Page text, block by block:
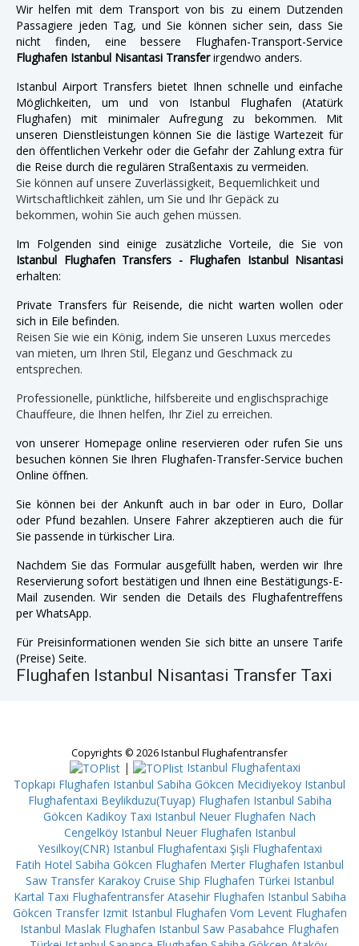
Wir helfen mit dem Transport von bis zu einem Dutzenden
Passagiere jeden Tag, und Sie können sicher sein, dass Sie
nicht finden, eine bessere Flughafen-Transport-Service
Flughafen Istanbul Nisantasi Transferirgendwo anders.
Istanbul Airport Transfers bietet Ihnen schnelle und einfache
Möglichkeiten, um und von Istanbul Flughafen (Atatürk
Flughafen) mit minimaler Aufregung zu bekommen. Mit
unseren Dienstleistungen können Sie die lästige Wartezeit für
den öffentlichen Verkehr oder die Gefahr der Zahlung extra für
die Reise durch die regulären Straßentaxis zu vermeiden.
Sie können auf unsere Zuverlässigkeit, Bequemlichkeit und
Wirtschaftlichkeit zählen, um Sie und Ihr Gepäck zu
bekommen, wohin Sie auch gehen müssen.
Im Folgenden sind einige zusätzliche Vorteile, die Sie von
Istanbul Flughafen Transfers - Flughafen Istanbul Nisantasi
erhalten:
Private Transfers für Reisende, die nicht warten wollen oder
sich in Eile befinden.
Reisen Sie wie ein König, indem Sie unseren Luxus mercedes
van mieten, um Ihren Stil, Eleganz und Geschmack zu
entsprechen.
Professionelle, pünktliche, hilfsbereite und englischsprachige
Chauffeure, die Ihnen helfen, Ihr Ziel zu erreichen.
von unserer Homepage online reservieren oder rufen Sie uns
besuchen können Sie Ihren Flughafen-Transfer-Service buchen
Online öffnen.
Sie können bei der Ankunft auch in bar oder in Euro, Dollar
oder Pfund bezahlen. Unsere Fahrer akzeptieren auch die für
Sie passende in türkischer Lira.
Nachdem Sie das Formular ausgefüllt haben, werden wir Ihre
Reservierung sofort bestätigen und Ihnen eine Bestätigungs-E-
Mail zusenden. Wir senden die Details des Flughafentreffens
per WhatsApp.
Für Preisinformationen wenden Sie sich bitte an unsere Tarife
(Preise) Seite.
Flughafen Istanbul Nisantasi Transfer Taxi
Copyrights © 2026 Istanbul Flughafentransfer
|
Istanbul Flughafentaxi
Topkapi Flughafen Istanbul Sabiha Gökcen Mecidiyekoy Istanbul
Flughafentaxi Beylikduzu(Tuyap) Flughafen Istanbul Sabiha
Gökcen Kadikoy Taxi Istanbul Neuer Flughafen Nach
Cengelköy Istanbul Neuer Flughafen Istanbul
Yesilkoy(CNR) Istanbul Flughafentaxi Şişli Flughafentaxi
Fatih Hotel Sabiha Gökcen Flughafen Merter Flughafen Istanbul
Saw Transfer Karakoy Cruise Ship Flughafen Türkei Istanbul
Kartal Taxi Flughafentransfer Atasehir Flughafen Istanbul Sabiha
Gökcen Transfer Izmit Istanbul Flughafen Vom Levent Flughafen
Istanbul Maslak Flughafen Istanbul Saw Pasabahce Flughafen